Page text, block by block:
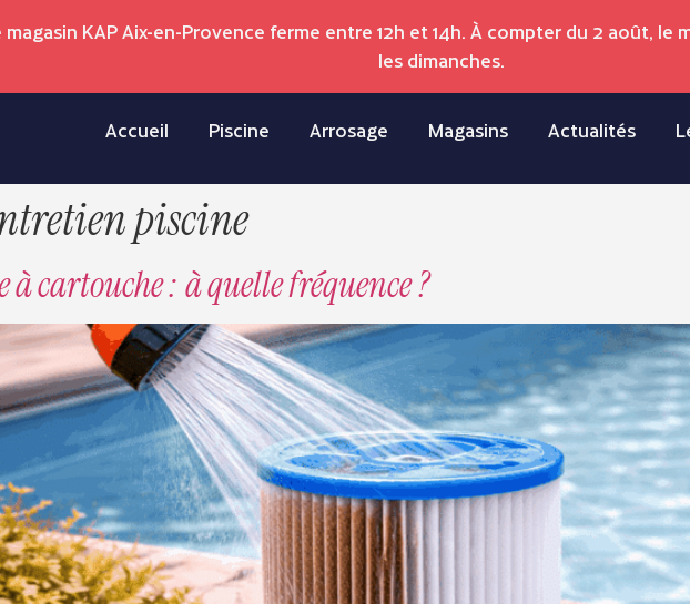
KAP Aix-en-Provence ferme entre 12h et 14h. À compter du 2 août, le
les dimanches.
Accueil Piscine Arrosage Magasins Actualités
piscine
cartouche : à quelle fréquence ?